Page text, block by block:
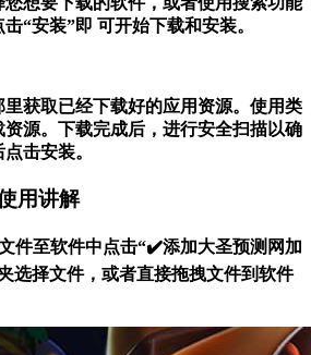
“安装”即 可开始下载和安装。
获取已经下载好的应用资源。使用类
源。下载完成后，进行安全扫描以确
击安装。
用讲解
件至软件中点击“✔️添加大圣预测网加
选择文件，或者直接拖拽文件到软件